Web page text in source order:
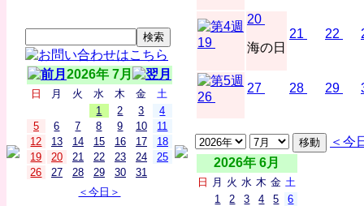
2026年 7月
日 月 火 水 木 金
土
1
2 3
4
5
6 7 8 9 10
11
12
13 14 15 16 17
18
19
20 21 22 23 24
25
26
27 28 29 30
31
＜今日＞
19
20
海の日
21 22
26
27 28 29
＜今
2026年 6月
日 月 火 水 木 金 土
1
2 3 4 5
6